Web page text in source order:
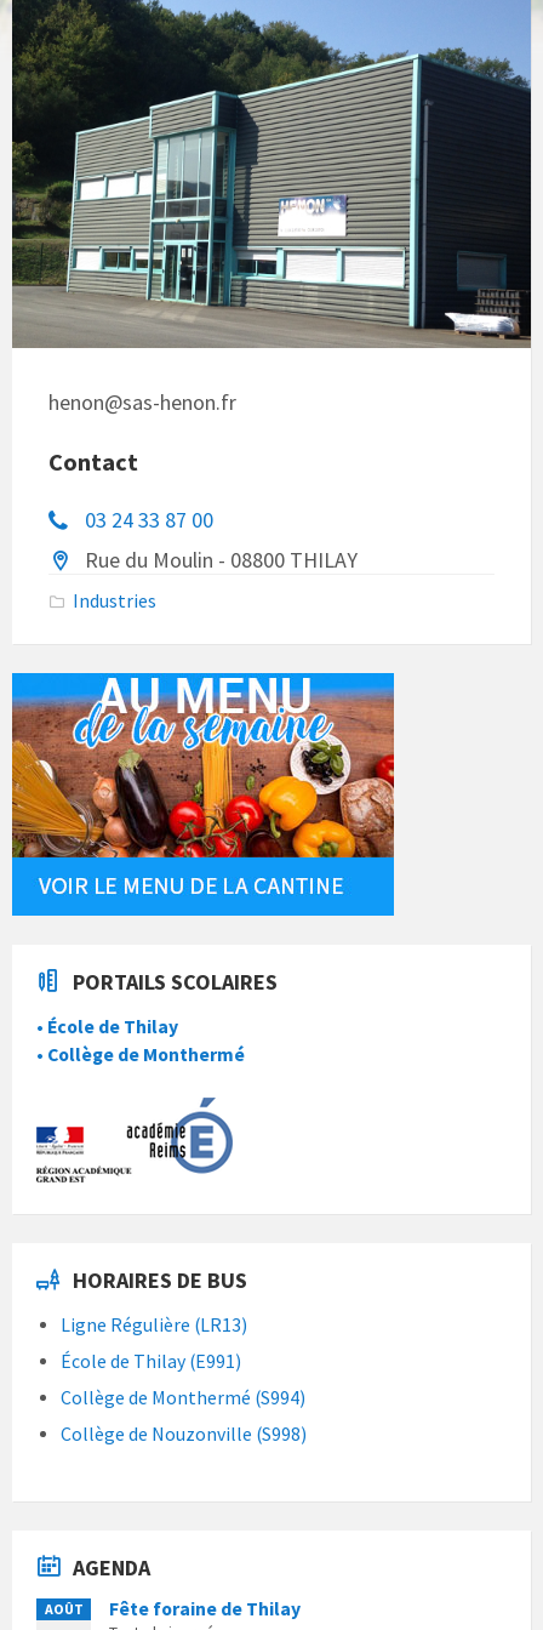
henon@sas-henon.fr
Contact
03 24 33 87 00
Rue du Moulin - 08800 THILAY
Industries
PORTAILS SCOLAIRES
• École de Thilay
• Collège de Monthermé
HORAIRES DE BUS
Ligne Régulière (LR13)
École de Thilay (E991)
Collège de Monthermé (S994)
Collège de Nouzonville (S998)
AGENDA
AOÛT Fête foraine de Thilay